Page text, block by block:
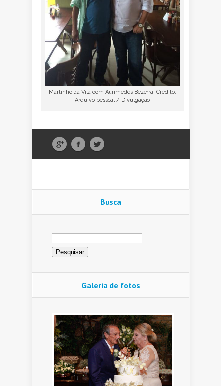
Martinho da Vila com Aurimedes Bezerra. Crédito:
Arquivo pessoal / Divulgação
Busca
Pesquisar
por:
Galeria de fotos